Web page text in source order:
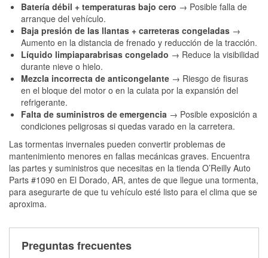
Batería débil + temperaturas bajo cero → Posible falla de
arranque del vehículo.
Baja presión de las llantas + carreteras congeladas →
Aumento en la distancia de frenado y reducción de la tracción.
Líquido limpiaparabrisas congelado → Reduce la visibilidad
durante nieve o hielo.
Mezcla incorrecta de anticongelante → Riesgo de fisuras
en el bloque del motor o en la culata por la expansión del
refrigerante.
Falta de suministros de emergencia → Posible exposición a
condiciones peligrosas si quedas varado en la carretera.
Las tormentas invernales pueden convertir problemas de
mantenimiento menores en fallas mecánicas graves. Encuentra
las partes y suministros que necesitas en la tienda O’Reilly Auto
Parts #1090 en El Dorado, AR, antes de que llegue una tormenta,
para asegurarte de que tu vehículo esté listo para el clima que se
aproxima.
Preguntas frecuentes